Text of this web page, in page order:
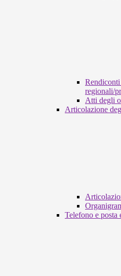
regionali/
Atti degli
Articolazione
Telefono e posta